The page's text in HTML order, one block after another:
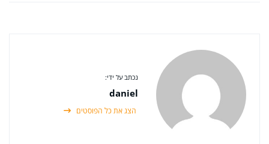
נכתב על ידי:
daniel
הצג את כל הפוסטים